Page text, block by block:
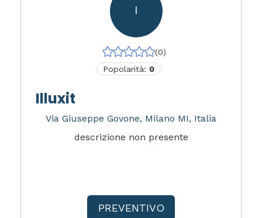
I
(0)
Popolarità: 0
Illuxit
Via Giuseppe Govone, Milano MI, Italia
descrizione non presente
PREVENTIVO